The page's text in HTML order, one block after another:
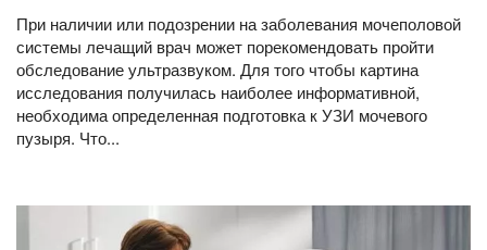
При наличии или подозрении на заболевания мочеполовой
системы лечащий врач может порекомендовать пройти
обследование ультразвуком. Для того чтобы картина
исследования получилась наиболее информативной,
необходима определенная подготовка к УЗИ мочевого
пузыря. Что...